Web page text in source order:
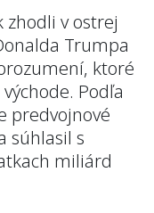
zhodli v ostrej
Trumpa
ktoré
Podľa
predvojnové
súhlasil s
miliárd